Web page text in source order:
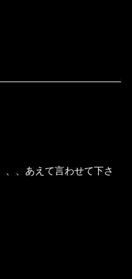
、、あえて言わせて下さ